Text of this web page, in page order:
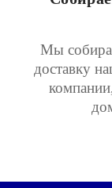
Мы
доставку